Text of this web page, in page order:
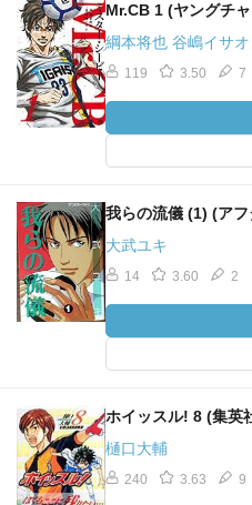
Mr.CB 1 (ヤングチ
綱本将也 谷嶋イサオ
119 3.50 7
我らの流儀 (1) (ア
大武ユキ
14 3.60 2
ホイッスル! 8 (集英
樋口大輔
240 3.63 9